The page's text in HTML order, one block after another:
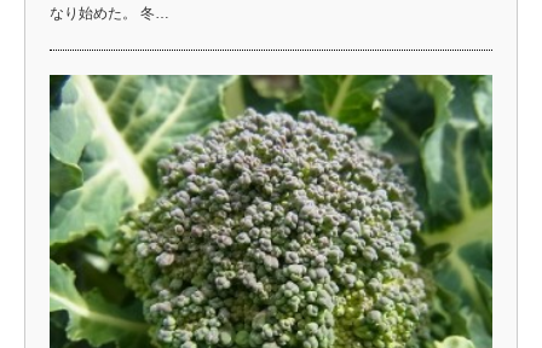
なり始めた。 冬…